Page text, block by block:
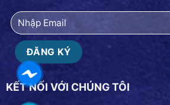
KẾT NỐI VỚI CHÚNG TÔI